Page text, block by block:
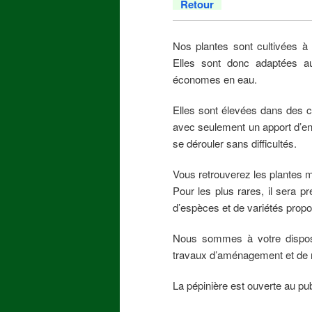
Retour
Nos plantes sont cultivées
Elles sont donc adaptées
économes en eau.
Elles sont élevées dans des
avec seulement un apport
se dérouler sans difficultés.
Vous retrouverez les plantes
Pour les plus rares, il sera
d’espèces et de variétés
Nous sommes à votre
travaux d’aménagement et
La pépinière est ouverte au